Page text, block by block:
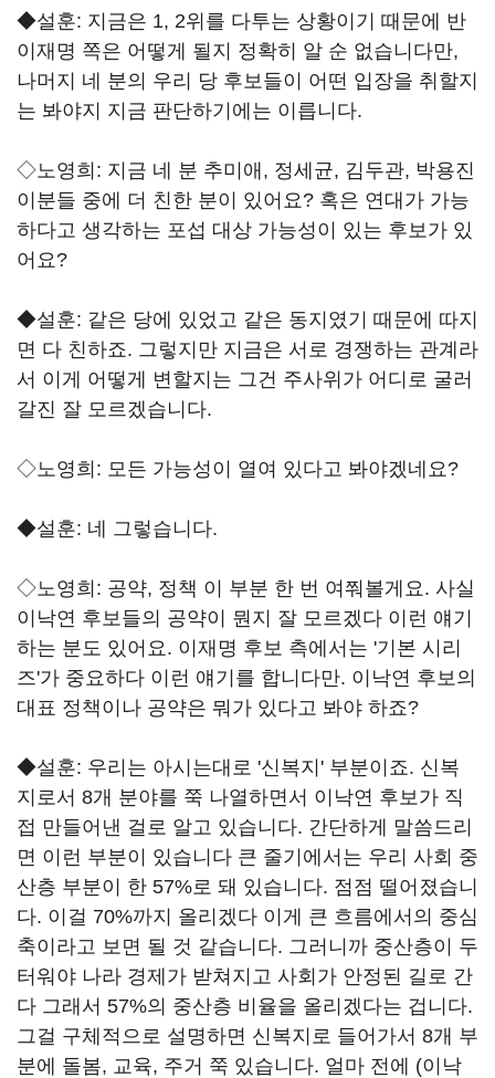
◆설훈: 지금은 1, 2위를 다투는 상황이기 때문에 반
이재명 쪽은 어떻게 될지 정확히 알 순 없습니다만,
나머지 네 분의 우리 당 후보들이 어떤 입장을 취할지
는 봐야지 지금 판단하기에는 이릅니다.
◇노영희: 지금 네 분 추미애, 정세균, 김두관, 박용진
이분들 중에 더 친한 분이 있어요? 혹은 연대가 가능
하다고 생각하는 포섭 대상 가능성이 있는 후보가 있
어요?
◆설훈: 같은 당에 있었고 같은 동지였기 때문에 따지
면 다 친하죠. 그렇지만 지금은 서로 경쟁하는 관계라
서 이게 어떻게 변할지는 그건 주사위가 어디로 굴러
갈진 잘 모르겠습니다.
◇노영희: 모든 가능성이 열여 있다고 봐야겠네요?
◆설훈: 네 그렇습니다.
◇노영희: 공약, 정책 이 부분 한 번 여쭤볼게요. 사실
이낙연 후보들의 공약이 뭔지 잘 모르겠다 이런 얘기
하는 분도 있어요. 이재명 후보 측에서는 '기본 시리
즈'가 중요하다 이런 얘기를 합니다만. 이낙연 후보의
대표 정책이나 공약은 뭐가 있다고 봐야 하죠?
◆설훈: 우리는 아시는대로 '신복지' 부분이죠. 신복
지로서 8개 분야를 쭉 나열하면서 이낙연 후보가 직
접 만들어낸 걸로 알고 있습니다. 간단하게 말씀드리
면 이런 부분이 있습니다 큰 줄기에서는 우리 사회 중
산층 부분이 한 57%로 돼 있습니다. 점점 떨어졌습니
다. 이걸 70%까지 올리겠다 이게 큰 흐름에서의 중심
축이라고 보면 될 것 같습니다. 그러니까 중산층이 두
터워야 나라 경제가 받쳐지고 사회가 안정된 길로 간
다 그래서 57%의 중산층 비율을 올리겠다는 겁니다.
그걸 구체적으로 설명하면 신복지로 들어가서 8개 부
분에 돌봄, 교육, 주거 쭉 있습니다. 얼마 전에 (이낙